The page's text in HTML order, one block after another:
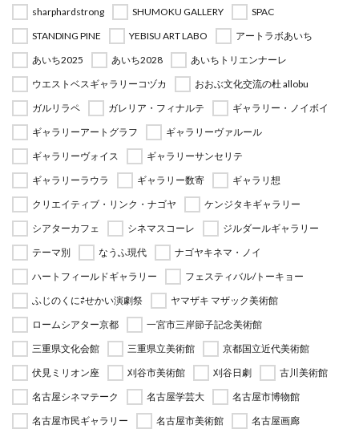
sharphardstrong
SHUMOKU GALLERY
SPAC
STANDING PINE
YEBISU ART LABO
アートラボあいち
あいち2025
あいち2028
あいちトリエンナーレ
ウエストベスギャラリーコヅカ
おおぶ文化交流の杜 allobu
ガルリラペ
ガレリア・フィナルテ
ギャラリー・ノイボイ
ギャラリーアートグラフ
ギャラリーヴァルール
ギャラリーヴォイス
ギャラリーサンセリテ
ギャラリーラウラ
ギャラリー数寄
ギャラリ想
クリエイティブ・リンク・ナゴヤ
ケンジタキギャラリー
シアターカフェ
シネマスコーレ
ジルダールギャラリー
テーマ別
なうふ現代
ナゴヤキネマ・ノイ
ハートフィールドギャラリー
フェスティバル/トーキョー
ふじのくに⇄せかい演劇祭
ヤマザキ マザック美術館
ロームシアター京都
一宮市三岸節子記念美術館
三重県文化会館
三重県立美術館
京都国立近代美術館
伏見ミリオン座
刈谷市美術館 刈谷日劇
古川美術館
名古屋シネマテーク
名古屋学芸大
名古屋市博物館
名古屋市民ギャラリー
名古屋市美術館
名古屋画廊